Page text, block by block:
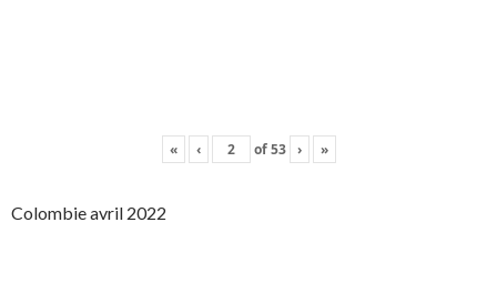
« ‹ of53 › »
Colombie avril 2022